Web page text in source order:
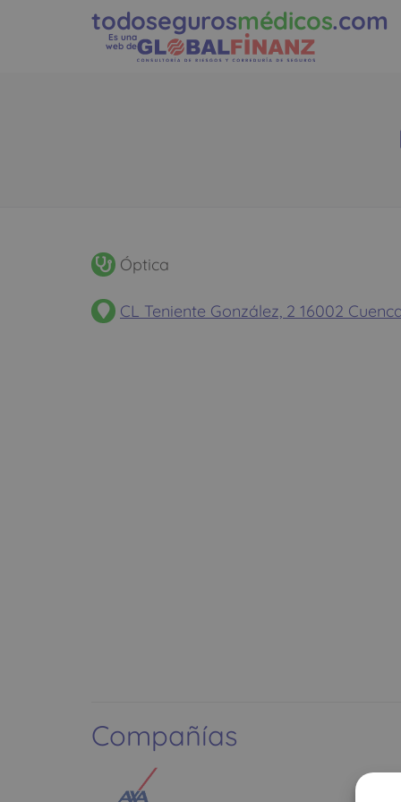
todosegurosmédicos.com
Es una
web de
Óptica
CL Teniente González, 2 16002
Compañías